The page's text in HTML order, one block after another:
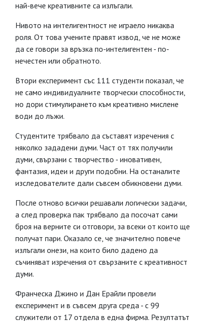
най-вече креативните са излъгали.
Нивото на интелигентност не играело никаква
роля. От това учените правят извод, че не може
да се говори за връзка по-интелигентен - по-
нечестен или обратното.
Втори експеримент със 111 студенти показал, че
не само индивидуалните творчески способности,
но дори стимулирането към креативно мислене
води до лъжи.
Студентите трябвало да съставят изречения с
няколко зададени думи. Част от тях получили
думи, свързани с творчество - иновативен,
фантазия, идеи и други подобни. На останалите
изследователите дали съвсем обикновени думи.
После отново всички решавали логически задачи,
а след проверка пак трябвало да посочат сами
броя на верните си отговори, за всеки от които ще
получат пари. Оказало се, че значително повече
излъгали онези, на които било дадено да
съчиняват изречения от свързаните с креативност
думи.
Франческа Джино и Дан Ерайли провели
експеримент и в съвсем друга среда - с 99
служители от 17 отдела в една фирма. Резултатът